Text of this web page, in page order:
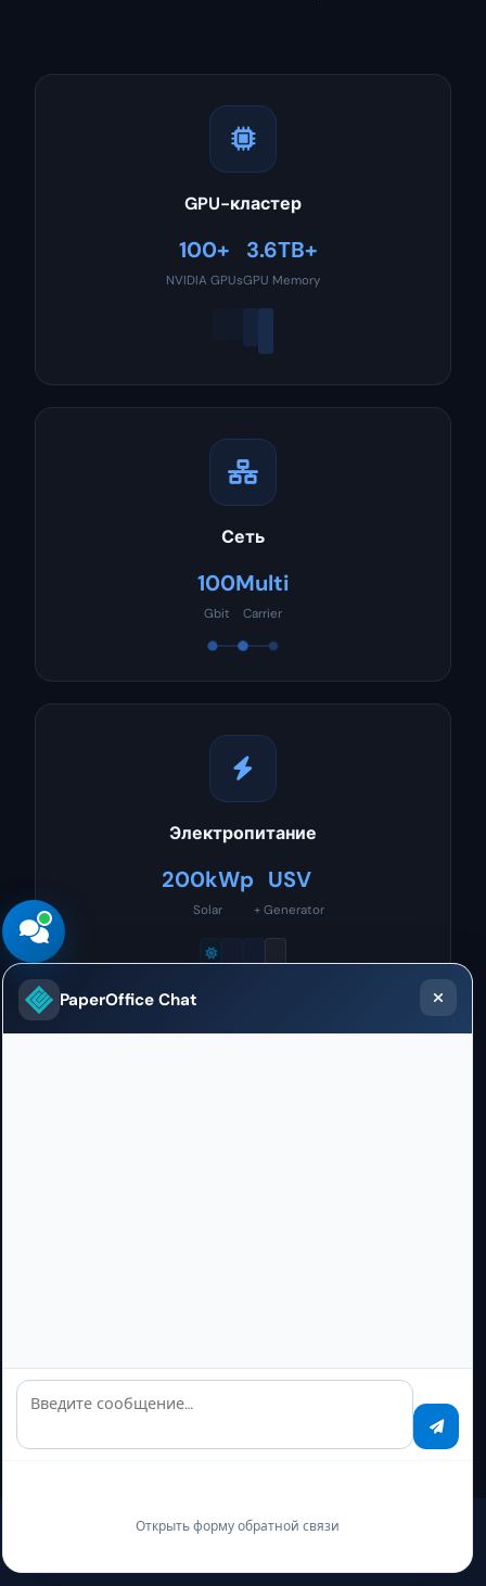
GPU-кластер
100+
NVIDIA GPUs
3.6TB+
GPU Memory
Сеть
100
Gbit
Multi
Carrier
Электропитание
200kWp
Solar
USV
+ Generator
PaperOffice Chat
Введите сообщение…
Открыть форму обратной связи